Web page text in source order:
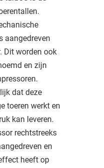
aangedreven
Dit worden ook
en zijn
dat deze
toeren werkt en
kan leveren.
rechtstreeks
en
heeft op